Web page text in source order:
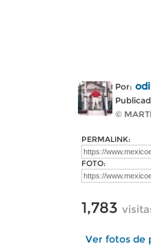
Por:
©
PERMALINK:
FOTO:
1,783
Ver fotos de